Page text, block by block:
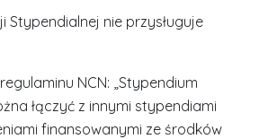
Stypendialnej nie przysługuje
NCN: „Stypendium
łączyć z innymi stypendiami
finansowanymi ze środków